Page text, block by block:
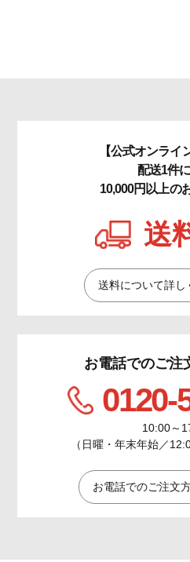
【公式オンライ
配送1件
10,000円以上の
送
送料について詳し
お電話でのご注
0120-
10:00～
（日曜・年末年始／
お電話でのご注文